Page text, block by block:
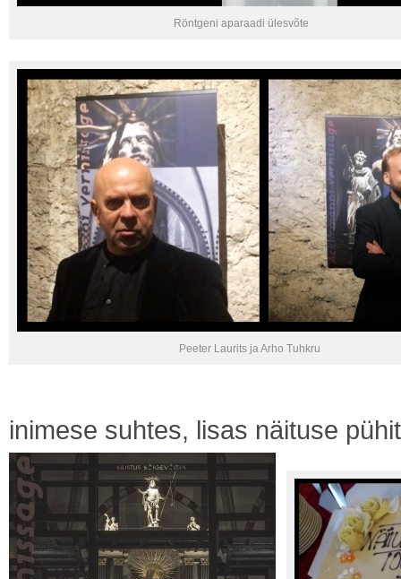
Röntgeni aparaadi ülesvõte
Peeter Laurits ja Arho Tuhkru
inimese suhtes, lisas näituse